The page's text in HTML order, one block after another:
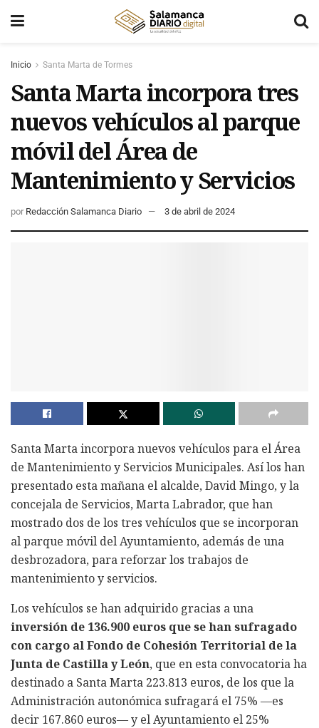
Inicio Santa Marta de Tormes
Santa Marta incorpora tres
nuevos vehículos al parque
móvil del Área de
Mantenimiento y Servicios
por Redacción Salamanca Diario 3 de abril de 2024
Santa Marta incorpora nuevos vehículos para el Área
de Mantenimiento y Servicios Municipales. Así los han
presentado esta mañana el alcalde, David Mingo, y la
concejala de Servicios, Marta Labrador, que han
mostrado dos de los tres vehículos que se incorporan
al parque móvil del Ayuntamiento, además de una
desbrozadora, para reforzar los trabajos de
mantenimiento y servicios.
Los vehículos se han adquirido gracias a una
inversión de 136.900 euros que se han sufragado
con cargo al Fondo de Cohesión Territorial de la
Junta de Castilla y León, que en esta convocatoria ha
destinado a Santa Marta 223.813 euros, de los que la
Administración autonómica sufragará el 75% —es
decir 167.860 euros— y el Ayuntamiento el 25%